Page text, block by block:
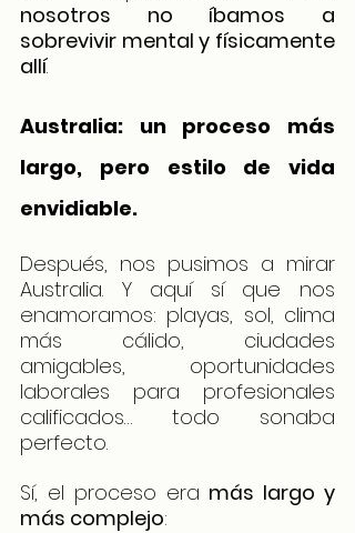
nosotros no íbamos a
sobrevivir mental y físicamente
allí.
Australia: un proceso más
largo, pero estilo de vida
envidiable.
Después, nos pusimos a mirar
Australia. Y aquí sí que nos
enamoramos: playas, sol, clima
más cálido, ciudades
amigables, oportunidades
laborales para profesionales
calificados… todo sonaba
perfecto.
Sí, el proceso era más largo y
más complejo: